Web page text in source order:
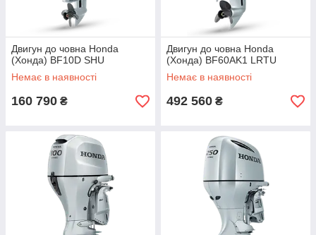
Двигун до човна Honda
(Хонда) BF10D SHU
Немає в наявності
160 790 ₴
Двигун до човна Honda
(Хонда) BF60AK1 LRTU
Немає в наявності
492 560 ₴